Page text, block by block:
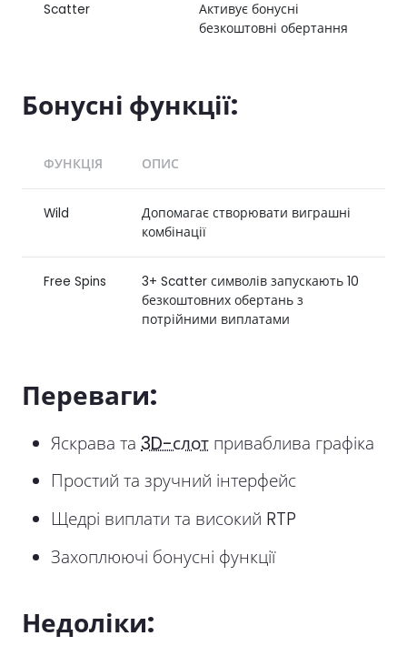
Scatter
Активує бонусні
безкоштовні обертання
Бонусні функції:
ФУНКЦІЯ ОПИС
Wild
Допомагає створювати виграшні
комбінації
Free Spins
3+ Scatter символів запускають 10
безкоштовних обертань з
потрійними виплатами
Переваги:
Яскрава та 3D-слот приваблива графіка
Простий та зручний інтерфейс
Щедрі виплати та високий RTP
Захоплюючі бонусні функції
Недоліки: